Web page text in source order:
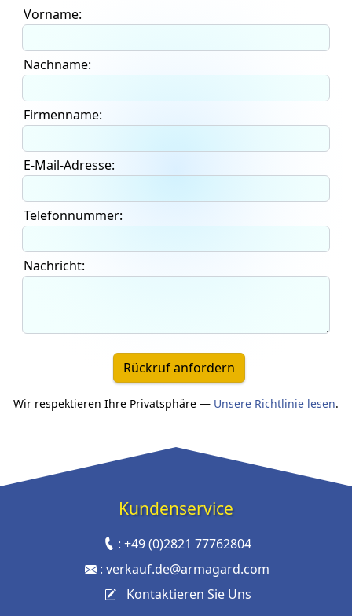
Vorname:
Nachname:
Firmenname:
E-Mail-Adresse:
Telefonnummer:
Nachricht:
Rückruf anfordern
Wir respektieren Ihre Privatsphäre — Unsere Richtlinie lesen.
Kundenservice
: +49 (0)2821 77762804
:verkauf.de@armagard.com
Kontaktieren Sie Uns